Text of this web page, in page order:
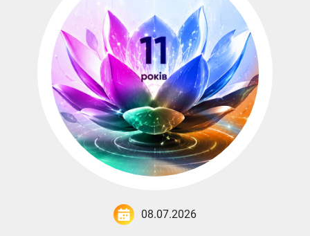
08.07.2026